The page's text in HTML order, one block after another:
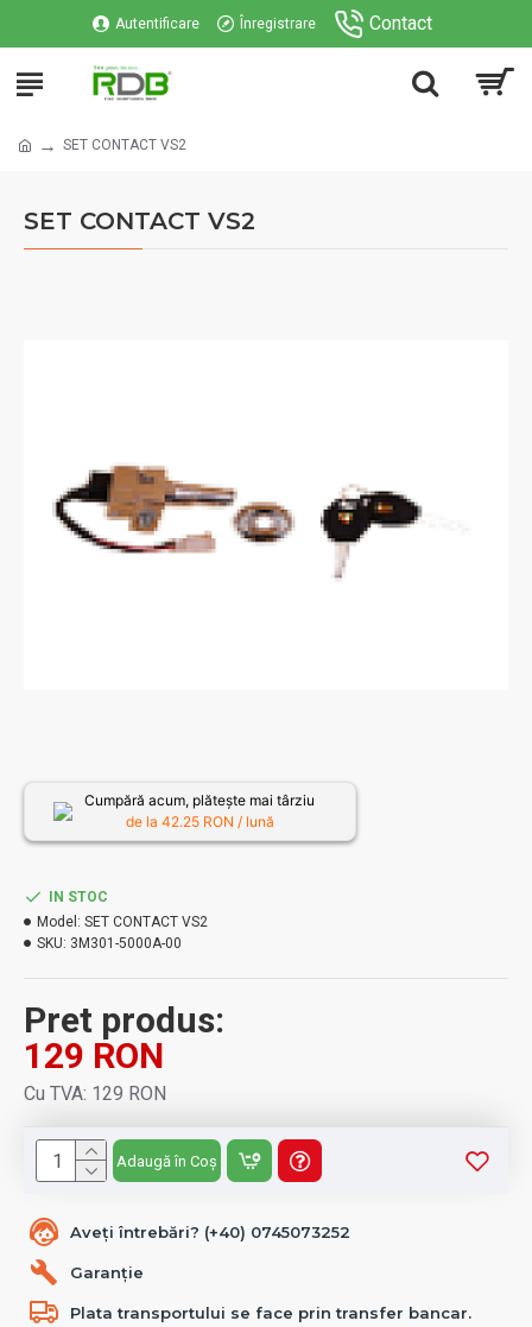
Autentificare Înregistrare Contact
SET CONTACT VS2
SET CONTACT VS2
Aveți întrebări? (+40) 0745073252
Garanție
Plata transportului se face prin transfer bancar.
Pret produs:
129 RON
Cu TVA: 129 RON
IN STOC
Model: SET CONTACT VS2
SKU: 3M301-5000A-00
Adaugă în Coș
Cumpără acum, plătește mai târziu
de la 42.25RON / lună